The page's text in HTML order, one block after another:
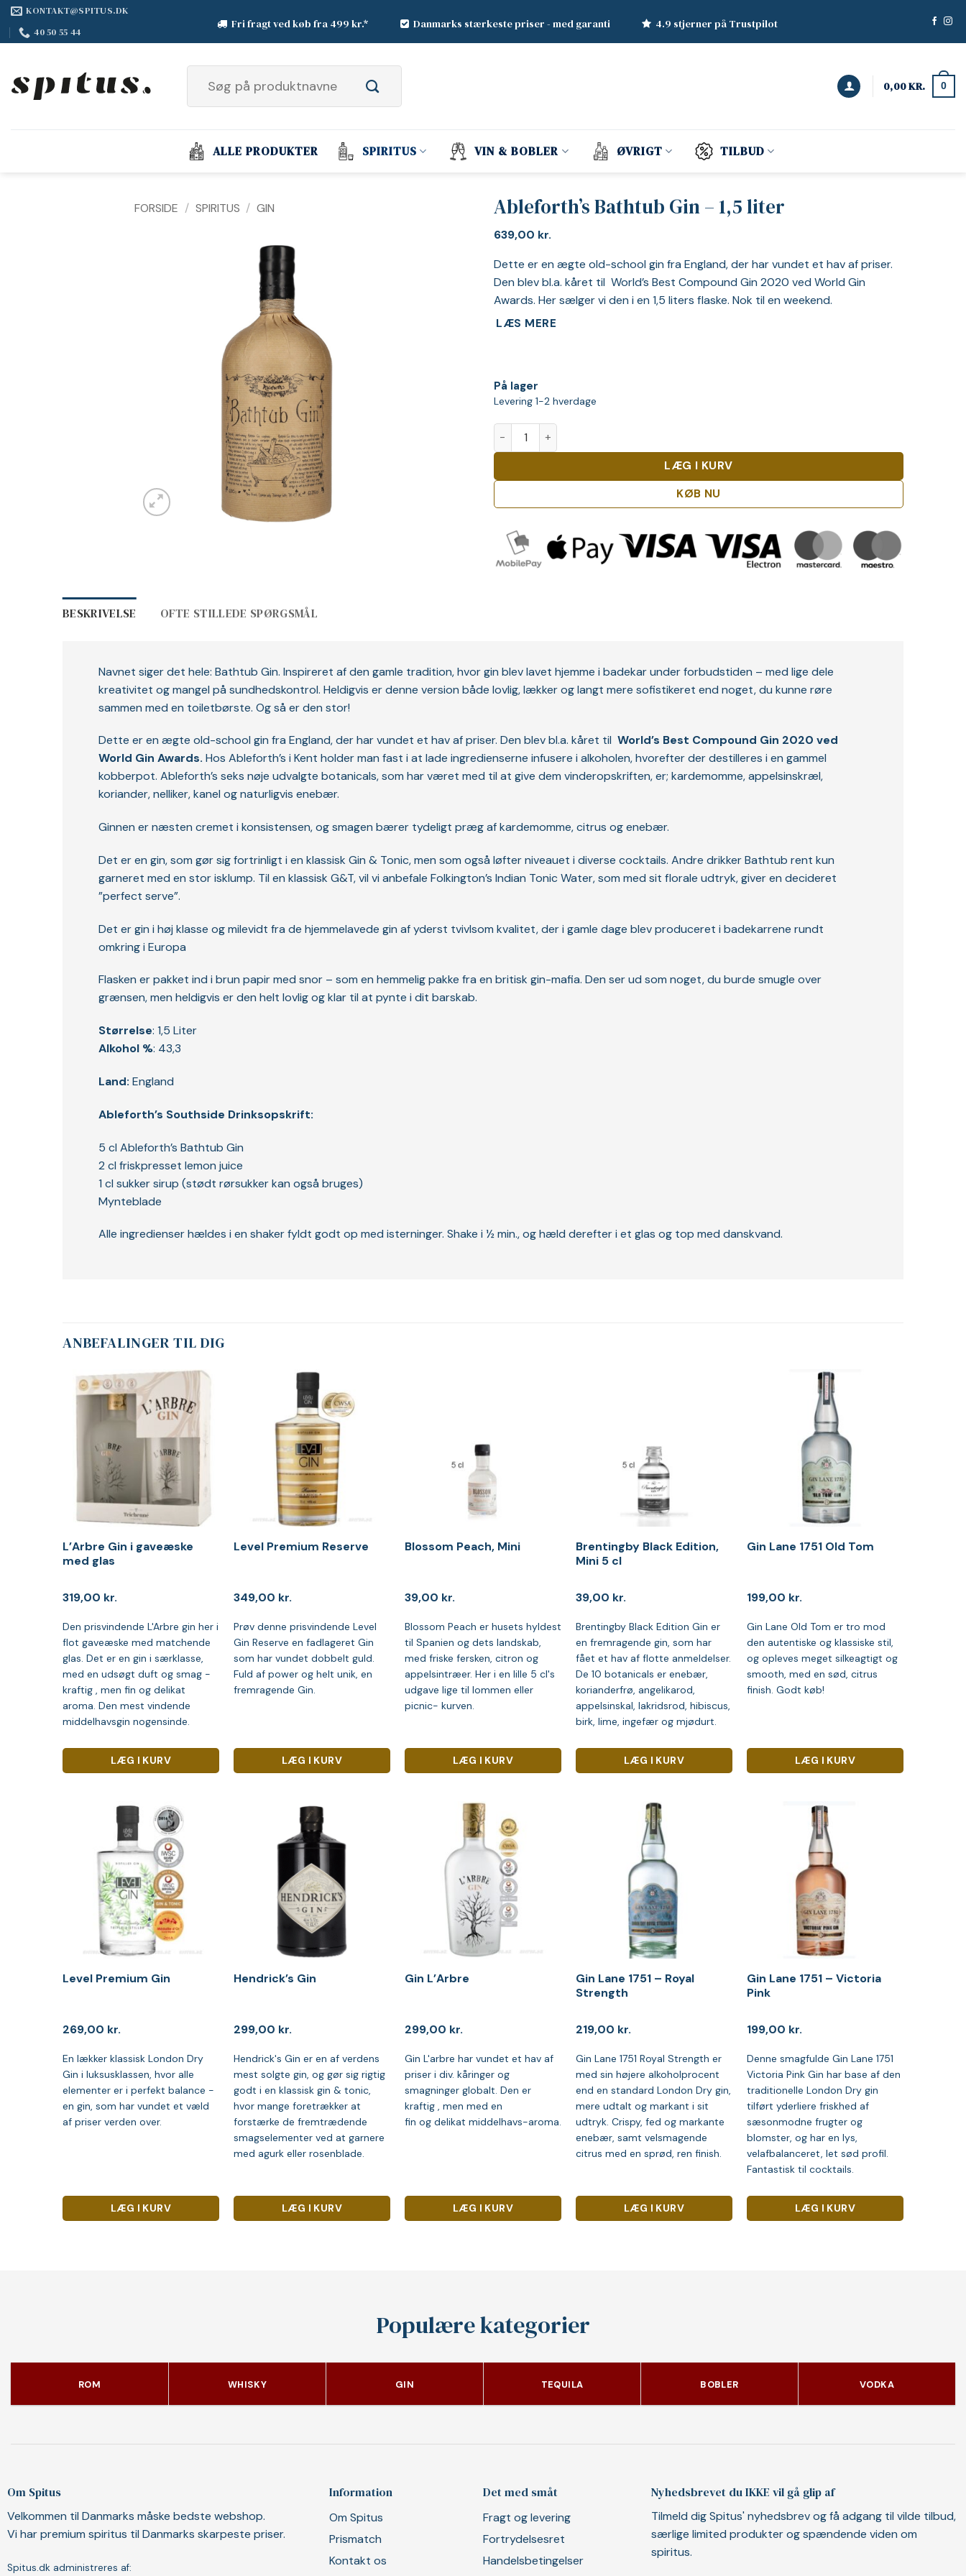
Fortsæt
indhold
KONTAKT@SPITUS.DK
40 50 55 44
Fri fragt ved køb fra 499 kr.* Danmarks stærkeste priser - med garanti 4.9 stjerner på Trustpilot
efter:
0,00KR. 0
ALLE PRODUKTER SPIRITUS VIN & BOBLER ØVRIGT TILBUD
FORSIDE / SPIRITUS / GIN Ableforth’s Bathtub Gin – 1,5 liter
639,00 kr.
Dette er en ægte old-school gin fra England, der har vundet et hav af priser.
Den blev bl.a. kåret til World’s Best Compound Gin 2020 ved World Gin
Awards. Her sælger vi den i en 1,5 liters flaske. Nok til en weekend.
LÆS MERE
På lager
Levering 1-2 hverdage
Ableforth's Bathtub Gin - 1,5 liter antal
LÆG I KURV
KØB NU
BESKRIVELSE OFTE STILLEDE SPØRGSMÅL
Navnet siger det hele: Bathtub Gin. Inspireret af den gamle tradition, hvor gin blev lavet hjemme i badekar under forbudstiden – med lige dele
kreativitet og mangel på sundhedskontrol. Heldigvis er denne version både lovlig, lækker og langt mere sofistikeret end noget, du kunne røre
sammen med en toiletbørste. Og så er den stor!
Dette er en ægte old-school gin fra England, der har vundet et hav af priser. Den blev bl.a. kåret til World’s Best Compound Gin 2020 ved
World Gin Awards. Hos Ableforth’s i Kent holder man fast i at lade ingredienserne infusere i alkoholen, hvorefter der destilleres i en gammel
kobberpot. Ableforth’s seks nøje udvalgte botanicals, som har været med til at give dem vinderopskriften, er; kardemomme, appelsinskræl,
koriander, nelliker, kanel og naturligvis enebær.
Ginnen er næsten cremet i konsistensen, og smagen bærer tydeligt præg af kardemomme, citrus og enebær.
Det er en gin, som gør sig fortrinligt i en klassisk Gin & Tonic, men som også løfter niveauet i diverse cocktails. Andre drikker Bathtub rent kun
garneret med en stor isklump. Til en klassisk G&T, vil vi anbefale Folkington’s Indian Tonic Water, som med sit florale udtryk, giver en decideret
”perfect serve”.
Det er gin i høj klasse og milevidt fra de hjemmelavede gin af yderst tvivlsom kvalitet, der i gamle dage blev produceret i badekarrene rundt
omkring i Europa
Flasken er pakket ind i brun papir med snor – som en hemmelig pakke fra en britisk gin-mafia. Den ser ud som noget, du burde smugle over
grænsen, men heldigvis er den helt lovlig og klar til at pynte i dit barskab.
Størrelse: 1,5 Liter
Alkohol %: 43,3
Land: England
Ableforth’s Southside Drinksopskrift:
5 cl Ableforth’s Bathtub Gin
2 cl friskpresset lemon juice
1 cl sukker sirup (stødt rørsukker kan også bruges)
Mynteblade
Alle ingredienser hældes i en shaker fyldt godt op med isterninger. Shake i ½ min., og hæld derefter i et glas og top med danskvand.
ANBEFALINGER TIL DIG
L’Arbre Gin i gaveæske
med glas
319,00 kr.
Den prisvindende L'Arbre gin her i
flot gaveæske med matchende
glas. Det er en gin i særklasse,
med en udsøgt duft og smag -
kraftig , men fin og delikat
aroma. Den mest vindende
middelhavsgin nogensinde.
LÆG I KURV
Level Premium Reserve
349,00 kr.
Prøv denne prisvindende Level
Gin Reserve en fadlageret Gin
som har vundet dobbelt guld.
Fuld af power og helt unik, en
fremragende Gin.
LÆG I KURV
Blossom Peach, Mini
39,00 kr.
Blossom Peach er husets hyldest
til Spanien og dets landskab,
med friske fersken, citron og
appelsintræer. Her i en lille 5 cl's
udgave lige til lommen eller
picnic- kurven.
LÆG I KURV
Brentingby Black Edition,
Mini 5 cl
39,00 kr.
Brentingby Black Edition Gin er
en fremragende gin, som har
fået et hav af flotte anmeldelser.
De 10 botanicals er enebær,
korianderfrø, angelikarod,
appelsinskal, lakridsrod, hibiscus,
birk, lime, ingefær og mjødurt.
LÆG I KURV
Gin Lane 1751 Old Tom
199,00 kr.
Gin Lane Old Tom er tro mod
den autentiske og klassiske stil,
og opleves meget silkeagtigt og
smooth, med en sød, citrus
finish. Godt køb!
LÆG I KURV
Level Premium Gin
269,00 kr.
En lækker klassisk London Dry
Gin i luksusklassen, hvor alle
elementer er i perfekt balance -
en gin, som har vundet et væld
af priser verden over.
LÆG I KURV
Hendrick’s Gin
299,00 kr.
Hendrick's Gin er en af verdens
mest solgte gin, og gør sig rigtig
godt i en klassisk gin & tonic,
hvor mange foretrækker at
forstærke de fremtrædende
smagselementer ved at garnere
med agurk eller rosenblade.
LÆG I KURV
Gin L’Arbre
299,00 kr.
Gin L'arbre har vundet et hav af
priser i div. kåringer og
smagninger globalt. Den er
kraftig , men med en
fin og delikat middelhavs-aroma.
LÆG I KURV
Gin Lane 1751 – Royal
Strength
219,00 kr.
Gin Lane 1751 Royal Strength er
med sin højere alkoholprocent
end en standard London Dry gin,
mere udtalt og markant i sit
udtryk. Crispy, fed og markante
enebær, samt velsmagende
citrus med en sprød, ren finish.
LÆG I KURV
Gin Lane 1751 – Victoria
Pink
199,00 kr.
Denne smagfulde Gin Lane 1751
Victoria Pink Gin har base af den
traditionelle London Dry gin
tilført yderliere friskhed af
sæsonmodne frugter og
blomster, og har en lys,
velafbalanceret, let sød profil.
Fantastisk til cocktails.
LÆG I KURV
Populære kategorier
ROM WHISKY GIN TEQUILA BOBLER VODKA
Om Spitus
Velkommen til Danmarks måske bedste webshop.
Vi har premium spiritus til Danmarks skarpeste priser.
Spitus.dk administreres af:
Information
Om Spitus
Prismatch
Kontakt os
Det med småt
Fragt og levering
Fortrydelsesret
Handelsbetingelser
Nyhedsbrevet du IKKE vil gå glip af
Tilmeld dig Spitus' nyhedsbrev og få adgang til vilde tilbud,
særlige limited produkter og spændende viden om
spiritus.